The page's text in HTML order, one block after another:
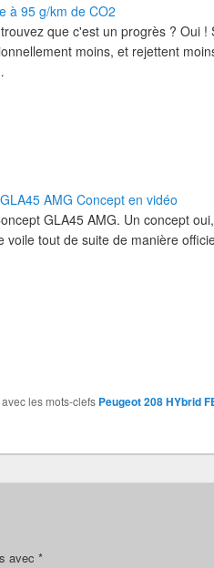
à 95 g/km de CO2
que c'est un progrès ? Oui !
moins, et rejettent
AMG Concept en vidéo
GLA45 AMG. Un concept
voile tout de suite de manière
avec les mots-clefs Peugeot 208 HYbrid
avec *